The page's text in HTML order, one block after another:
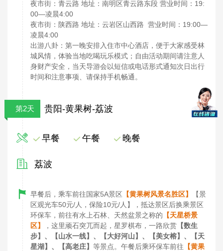
夜市街：青云路 地址：南明区青云路东段 营业时间：19:
00—凌晨4:00
夜市街：陕西路 地址：云岩区山西路 营业时间：19:00—
凌晨4:00
出游八卦：第一晚安排入住市中心酒店，便于大家感受林
城风情，体验当地吃喝玩乐模式；自由活动期间请注意人
身财产安全，当天导游会以短信或电话形式通知次日出行
时间和注意事项、请保持手机畅通。
第2天 贵阳-黄果树-荔波
早餐 午餐 晚餐
荔波
早餐后，乘车前往国家5A景区 【黄果树风景名胜区】
【景
区观光车50元/人，保险10元/人】，抵达景区后换乘景区
环保车，前往有水上石林、天然盆景之称的 【天星桥景
区】
，这里顽石突兀而起，星罗棋布，一路欣赏 【数生
步】、【山水一线】、【大好河山】、【美女榕】、【天
星湖】、【高老庄】 等景点。午餐后乘环保车前往 【黄果